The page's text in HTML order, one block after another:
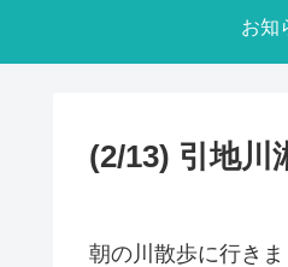
お知
(2/13) 引地川
朝の川散歩に行きま